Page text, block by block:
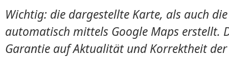
Wichtig: die dargestellte Karte, als auch
automatisch mittels Google Maps erstellt.
Garantie auf Aktualität und Korrektheit